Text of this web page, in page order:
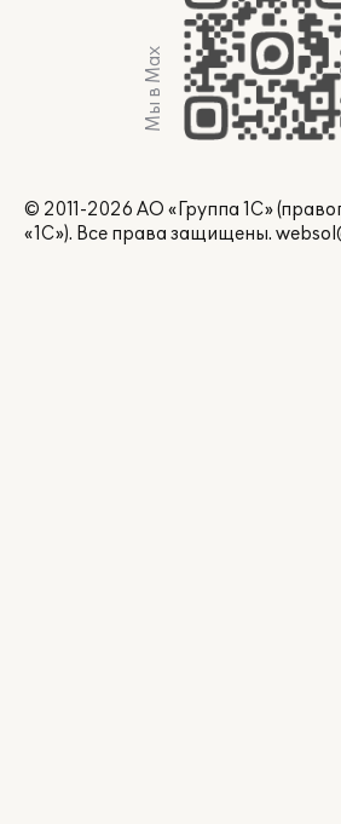
Мы в Max
© 2011-2026 АО «Группа 1С»
«1С»). Все права защищены.